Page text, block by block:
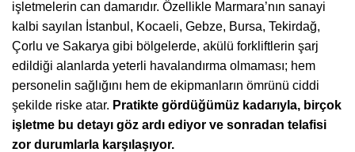
işletmelerin can damarıdır. Özellikle Marmara’nın sanayi
kalbi sayılan İstanbul, Kocaeli, Gebze, Bursa, Tekirdağ,
Çorlu ve Sakarya gibi bölgelerde, akülü forkliftlerin şarj
edildiği alanlarda yeterli havalandırma olmaması; hem
personelin sağlığını hem de ekipmanların ömrünü ciddi
şekilde riske atar. Pratikte gördüğümüz kadarıyla, birçok
işletme bu detayı göz ardı ediyor ve sonradan telafisi
zor durumlarla karşılaşıyor.